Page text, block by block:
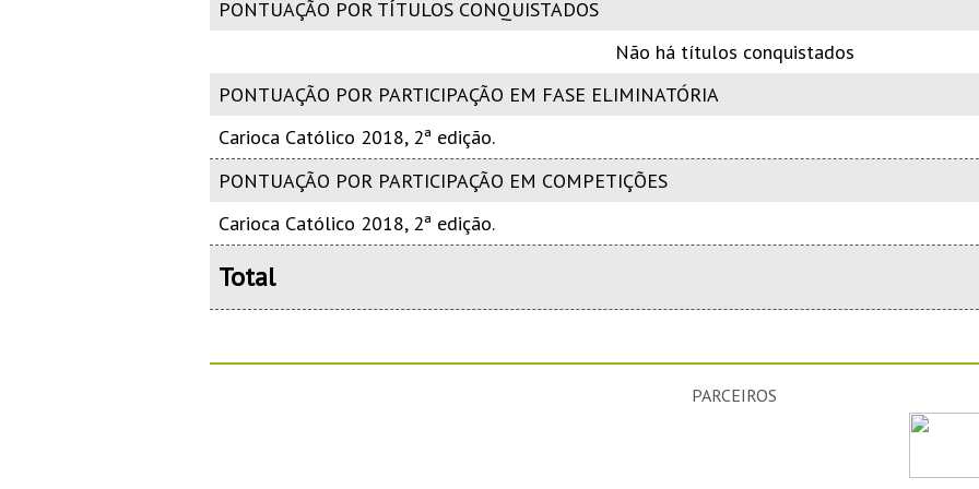
PONTUAÇÃO POR TÍTULOS CONQUISTADOS
Não há títulos conquistados
PONTUAÇÃO POR PARTICIPAÇÃO EM FASE ELIMINATÓRIA
Carioca Católico 2018, 2ª edição.
PONTUAÇÃO POR PARTICIPAÇÃO EM COMPETIÇÕES
Carioca Católico 2018, 2ª edição.
Total
PARCEIROS